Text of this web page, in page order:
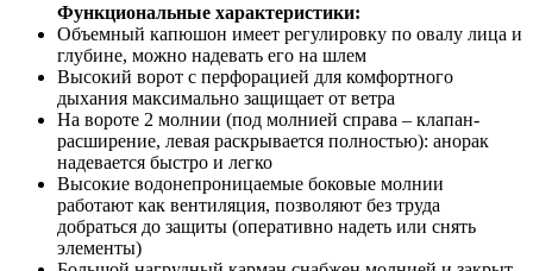
Функциональные характеристики:
Объемный капюшон имеет регулировку по овалу лица и
глубине, можно надевать его на шлем
Высокий ворот с перфорацией для комфортного
дыхания максимально защищает от ветра
На вороте 2 молнии (под молнией справа – клапан-
расширение, левая раскрывается полностью): анорак
надевается быстро и легко
Высокие водонепроницаемые боковые молнии
работают как вентиляция, позволяют без труда
добраться до защиты (оперативно надеть или снять
элементы)